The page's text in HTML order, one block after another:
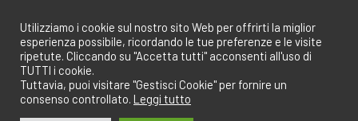
contenuto
Utilizziamo i cookie sul nostro sito Web per offrirti la miglior
esperienza possibile, ricordando le tue preferenze e le visite
ripetute. Cliccando su "Accetta tutti" acconsenti all'uso di
TUTTI i cookie.
Tuttavia, puoi visitare "Gestisci Cookie" per fornire un
consenso controllato. Leggi tutto